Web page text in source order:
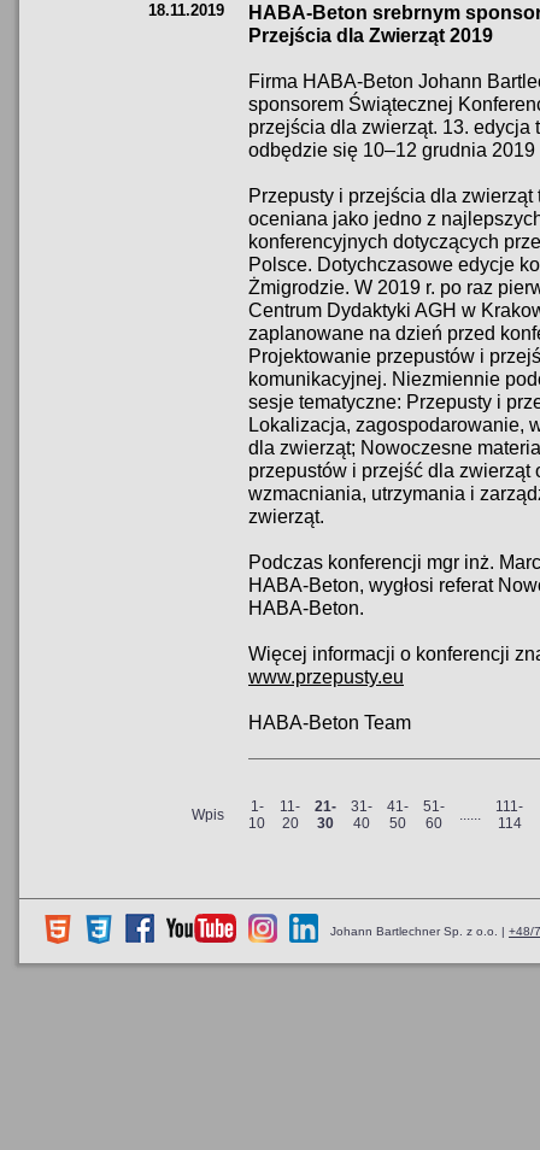
18.11.2019
HABA-Beton srebrnym
Przejścia dla Zwierząt 2019
Firma HABA-Beton Johann
sponsorem Świątecznej
przejścia dla zwierząt. 13.
odbędzie się 10–12 grudnia 2019
Przepusty i przejścia dla
oceniana jako jedno z
konferencyjnych dotyczących
Polsce. Dotychczasowe edycje
Żmigrodzie. W 2019 r. po raz
Centrum Dydaktyki AGH w
zaplanowane na dzień przed
Projektowanie przepustów i
komunikacyjnej. Niezmiennie
sesje tematyczne: Przepusty i
Lokalizacja, zagospodarowanie,
dla zwierząt; Nowoczesne
przepustów i przejść dla zwierząt
wzmacniania, utrzymania i
zwierząt.
Podczas konferencji mgr inż.
HABA-Beton, wygłosi referat
HABA-Beton.
Więcej informacji o konferencji
www.przepusty.eu
HABA-Beton Team
Wpis
1-
10
11-
20
21-
30
31-
40
41-
50
51-
60
......
111-
114
Johann Bartlechner Sp. z o.o. | +48/